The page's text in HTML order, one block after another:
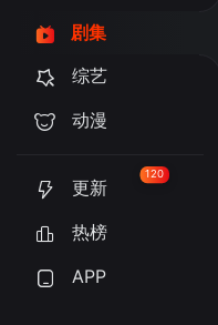
剧集
综艺
动漫
更新
120
热榜
APP